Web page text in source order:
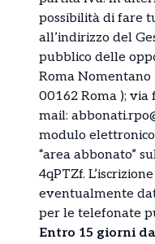
possibilità di fare
all’indirizzo del
pubblico delle
Roma Nomentano
00162 Roma ); via
mail:
modulo
“area abbonato”
4qPTZf.
eventualmente
per le telefonate
Entro 15 giorni